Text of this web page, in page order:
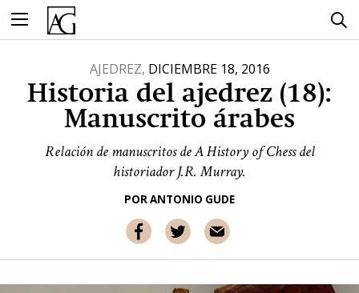
contenido
AJEDREZ, DICIEMBRE 18, 2016
Historia del ajedrez (18):
Manuscrito árabes
Relación de manuscritos de A History of Chess del
historiador J.R. Murray.
PORANTONIO GUDE